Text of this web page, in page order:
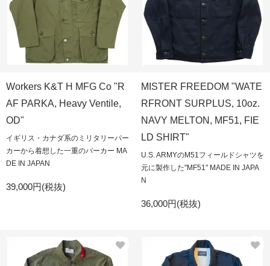
Workers K&T H MFG Co "R
AF PARKA, Heavy Ventile,
OD"
イギリス・カナダ系のミリタリーパー
カーから着想した一重のパーカー MA
DE IN JAPAN
39,000円(税抜)
MISTER FREEDOM "WATE
RFRONT SURPLUS, 10oz.
NAVY MELTON, MF51, FIE
LD SHIRT"
U.S. ARMYのM51フィールドシャツを
元に製作した"MF51" MADE IN JAPA
N
36,000円(税抜)